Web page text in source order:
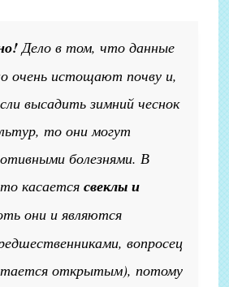
Дело в том, что данные
очень истощают почву и,
высадить зимний чеснок
то они могут
болезнями. В
касаетсясвеклы и
они и являются
вопросец
открытым), потому